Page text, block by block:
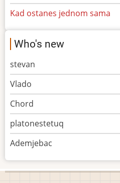
Kad ostanes jednom sama
Who's new
stevan
Vlado
Chord
platonestetuq
Ademjebac